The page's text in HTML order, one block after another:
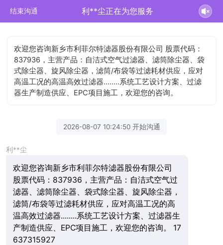
结束沟通 利**尘正在为您服务
欢迎您咨询新乡市利菲尔特滤器股份有限公司 股票代码：
837936，主营产品：自洁式空气过滤器、滤筒除尘器、袋
式除尘器、旋风除尘器，滤筒/布袋等过滤耗材供应，应对
高温工况的高温高效过滤器........系统工艺设计方案、过滤
器生产制造供应、EPC项目施工，欢迎您的咨询。
2026-08-07 10:24:50 开始沟通
利**尘
欢迎您咨询新乡市利菲尔特滤器股份有限公司
股票代码：837936，主营产品：自洁式空气过
滤器、滤筒除尘器、袋式除尘器、旋风除尘器，
滤筒/布袋等过滤耗材供应，应对高温工况的高
温高效过滤器........系统工艺设计方案、过滤器生
产制造供应、EPC项目施工，欢迎您的咨询。 17
637315927